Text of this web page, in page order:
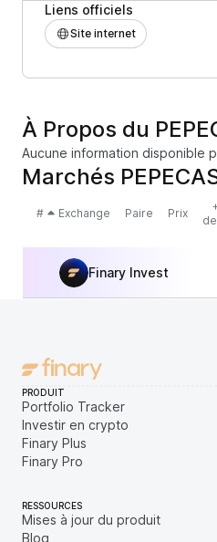
Liens officiels
Site internet
À Propos du
Aucune information disponible
Marchés
# Exchange Paire Prix
Finary Invest
PRODUIT
Portfolio Tracker
Investir en crypto
Finary Plus
Finary Pro
RESSOURCES
Mises à jour du produit
Blog